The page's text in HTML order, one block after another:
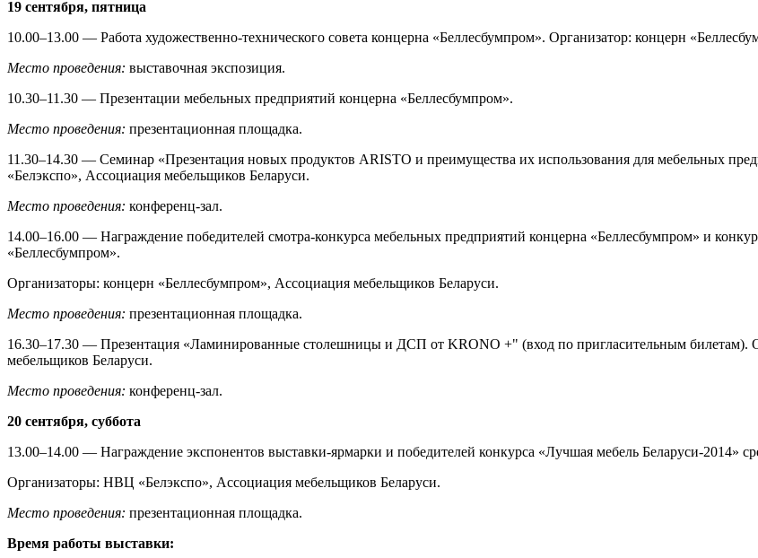
19 сентября, пятница
10.00–13.00 — Работа художественно-технического совета концерна «Беллесбумпром». Организатор: концерн
Место проведения: выставочная экспозиция.
10.30–11.30 — Презентации мебельных предприятий концерна «Беллесбумпром».
Место проведения: презентационная площадка.
11.30–14.30 — Семинар «Презентация новых продуктов ARISTO и преимущества их использования для мебельных
«Белэкспо», Ассоциация мебельщиков Беларуси.
Место проведения: конференц-зал.
14.00–16.00 — Награждение победителей смотра-конкурса мебельных предприятий концерна «Беллесбумпром» и
«Беллесбумпром».
Организаторы: концерн «Беллесбумпром», Ассоциация мебельщиков Беларуси.
Место проведения: презентационная площадка.
16.30–17.30 — Презентация «Ламинированные столешницы и ДСП от KRONO +" (вход по пригласительным билетам).
мебельщиков Беларуси.
Место проведения: конференц-зал.
20 сентября, суббота
13.00–14.00 — Награждение экспонентов выставки-ярмарки и победителей конкурса «Лучшая мебель Беларуси-2014»
Организаторы: НВЦ «Белэкспо», Ассоциация мебельщиков Беларуси.
Место проведения: презентационная площадка.
Время работы выставки: